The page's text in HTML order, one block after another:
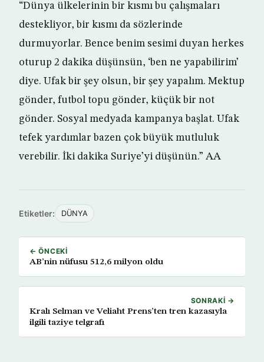
“Dünya ülkelerinin bir kısmı bu çalışmaları
destekliyor, bir kısmı da sözlerinde
durmuyorlar. Bence benim sesimi duyan herkes
oturup 2 dakika düşünsün, ‘ben ne yapabilirim’
diye. Ufak bir şey olsun, bir şey yapalım. Mektup
gönder, futbol topu gönder, küçük bir not
gönder. Sosyal medyada kampanya başlat. Ufak
tefek yardımlar bazen çok büyük mutluluk
verebilir. İki dakika Suriye’yi düşünün.” AA
Etiketler: DÜNYA
← ÖNCEKI
AB’nin nüfusu 512,6 milyon oldu
SONRAKI →
Kralı Selman ve Veliaht Prens’ten tren kazasıyla
ilgili taziye telgrafı